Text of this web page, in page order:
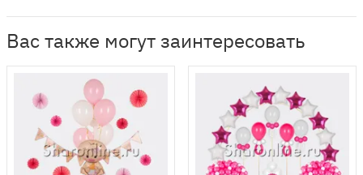
Вас также могут заинтересовать